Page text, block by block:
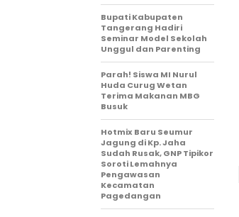
Bupati Kabupaten
Tangerang Hadiri
Seminar Model Sekolah
Unggul dan Parenting
‎Parah! Siswa MI Nurul
Huda Curug Wetan
Terima Makanan MBG
Busuk
‎Hotmix Baru Seumur
Jagung di Kp. Jaha
Sudah Rusak, GNP Tipikor
Soroti Lemahnya
Pengawasan
Kecamatan
Pagedangan‎